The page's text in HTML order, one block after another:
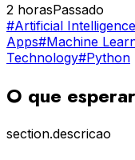
2 horasPassado
#Artificial
Apps#Machine
Technology#Python
O que esperar
section.descricao